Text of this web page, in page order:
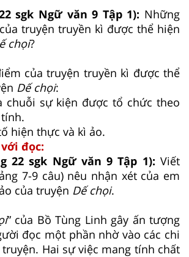
sgk Ngữ văn 9 Tập 1): Những
truyện truyền kì được thể hiện
chọi?
của truyện truyền kì được thể
Dế chọi:
chuỗi sự kiện được tổ chức theo
hiện thực và kì ảo.
đọc:
22 sgk Ngữ văn 9 Tập 1): Viết
7-9 câu) nêu nhận xét của em
của truyện Dế chọi.
” của Bồ Tùng Linh gây ấn tượng
đọc một phần nhờ vào các chi
Hai sự việc mang tính chất